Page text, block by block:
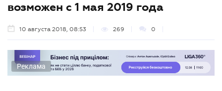
возможен с 1 мая 2019 года
10 августа 2018, 08:53 269 0
Реклама